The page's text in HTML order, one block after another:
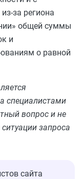
региона
общей суммы
и
о равной
специалистами
вопрос и не
запроса
сайта